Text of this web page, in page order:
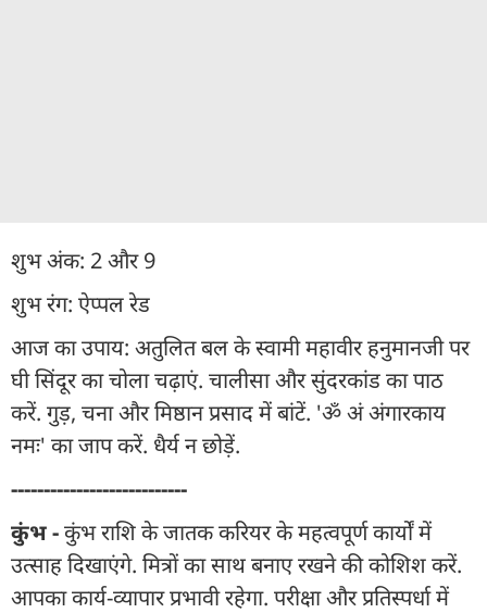
शुभ अंक: 2 और 9
शुभ रंग: ऐप्पल रेड
आज का उपाय: अतुलित बल के स्वामी महावीर हनुमानजी पर
घी सिंदूर का चोला चढ़ाएं. चालीसा और सुंदरकांड का पाठ
करें. गुड़, चना और मिष्ठान प्रसाद में बांटें. 'ॐ अं अंगारकाय
नमः' का जाप करें. धैर्य न छोड़ें.
---------------------------
कुंभ -कुंभ राशि के जातक करियर के महत्वपूर्ण कार्यों में
उत्साह दिखाएंगे. मित्रों का साथ बनाए रखने की कोशिश करें.
आपका कार्य-व्यापार प्रभावी रहेगा. परीक्षा और प्रतिस्पर्धा में